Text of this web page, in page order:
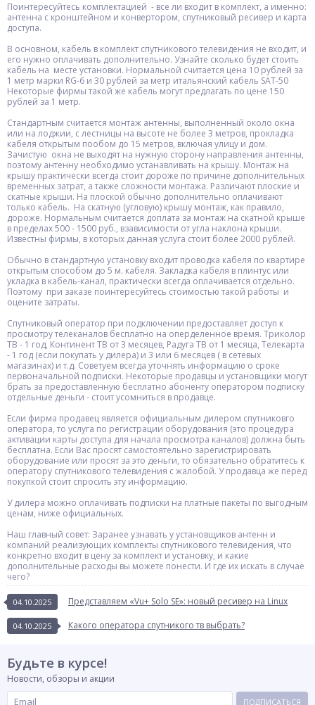
Поинтересуйтесь комплектацией - все ли входит в комплект, а именно:
антенна с кронштейном и конвертором, спутниковый ресивер и карта
доступа.
В основном, кабель в комплект спутникового телевидения не входит, и
его нужно оплачивать дополнительно. Узнайте сколько будет стоить
кабель на месте установки. Нормальной считается цена 10 рублей за
1 метр марки RG-6 и 30 рублей за метр итальянский кабель SAT-50
Некоторые фирмы такой же кабель могут предлагать по цене 150
рублей за 1 метр.
Стандартным считается монтаж антенны, выполненный около окна
или на лоджии, с лестницы на высоте не более 3 метров, прокладка
кабеля открытым пообом до 15 метров, включая улицу и дом.
Зачистую окна не выходят на нужную сторону направления антенны,
поэтому антенну необходимо устанавливать на крышу. Монтаж на
крышу практически всегда стоит дороже по причине дополнительных
временных затрат, а также сложности монтажа. Различают плоские и
скатные крыши. На плоской обычно дополнительно оплачивают
только кабель. На скатную (угловую) крышу монтаж, как правило,
дороже. Нормальным считается доплата за монтаж на скатной крыше
в пределах 500 - 1500 руб., взависимости от угла наклона крыши.
Известны фирмы, в которых данная услуга стоит более 2000 рублей.
Обычно в стандартную установку входит проводка кабеля по квартире
открытым способом до 5 м. кабеля. Закладка кабеля в плинтус или
укладка в кабель-канал, практически всегда оплачивается отдельно.
Поэтому при заказе поинтересуйтесь стоимостью такой работы и
оцените затраты.
Спутниковый оператор при подключении предоставляет доступ к
просмотру телеканалов бесплатно на оперделенное время. Триколор
ТВ - 1 год, Континент ТВ от 3 месяцев, Радуга ТВ от 1 месяца, Телекарта
- 1 год (если покупать у дилера) и 3 или 6 месяцев ( в сетевых
магазинах) и т.д. Советуем всегда уточнять информацию о сроке
первоначальной подписки. Некоторые продавцы и установщики могут
брать за предоставленную бесплатно абоненту оператором подписку
отдельные деньги - стоит усомниться в продавце.
Если фирма продавец является официальным дилером спутниковго
оператора, то услуга по регистрации оборудования (это процедура
активации карты доступа для начала просмотра каналов) должна быть
бесплатна. Если Вас просят самостоятельно зарегистрировать
оборудование или просят за это деньги, то обязательно обратитесь к
оператору спутникового телевидения с жалобой. У продавца же перед
покупкой стоит спросить эту информацию.
У дилера можно оплачивать подписки на платные пакеты по выгодным
ценам, ниже официальных.
Наш главный совет: Заранее узнавать у установщиков антенн и
компаний реализующих комплекты спутникового телевидения, что
конкретно входит в цену за комплект и установку, и какие
дополнительные расходы вы можете понести. И где их искать в случае
чего?
04.10.2025
Представляем «Vu+ Solo SE»: новый ресивер на Linux
Какого оператора спутникого тв выбрать?
04.10.2025
Будьте в курсе!
Новости, обзоры и акции
ПОДПИСАТЬСЯ